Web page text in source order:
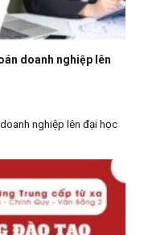
doanh nghiệp lên
nghiệp lên đại học